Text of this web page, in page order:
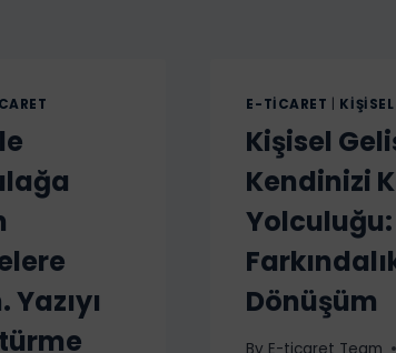
E-TICARET
Kişisel
Kendinizi
Yolculuğu:
Dönüşüm
By E-ticaret Team